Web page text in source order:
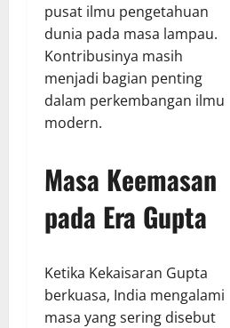
pusat ilmu pengetahuan
dunia pada masa lampau.
Kontribusinya masih
menjadi bagian penting
dalam perkembangan ilmu
modern.
Masa Keemasan
pada Era Gupta
Ketika Kekaisaran Gupta
berkuasa, India mengalami
masa yang sering disebut